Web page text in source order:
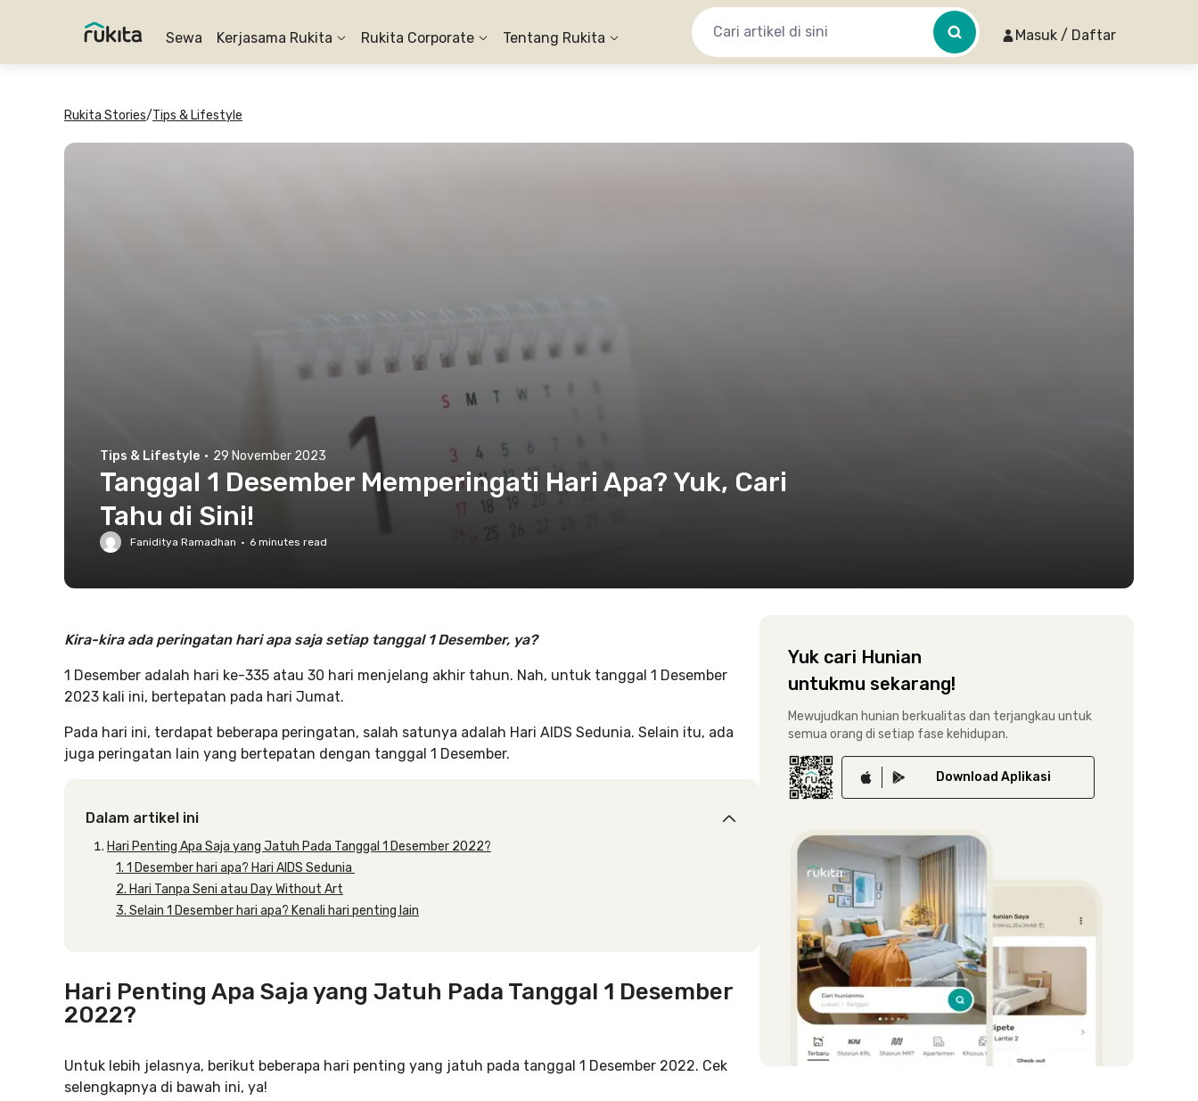
Sewa Kerjasama Rukita Rukita Corporate Tentang Rukita Masuk / Daftar
Rukita Stories/Tips & Lifestyle
Tips & Lifestyle · 29 November 2023
Tanggal 1 Desember Memperingati Hari Apa? Yuk, Cari
Tahu di Sini!
Faniditya Ramadhan · 6 minutes read
Kira-kira ada peringatan hari apa saja setiap tanggal 1 Desember, ya?
1 Desember adalah hari ke-335 atau 30 hari menjelang akhir tahun. Nah, untuk tanggal 1 Desember
2023 kali ini, bertepatan pada hari Jumat.
Pada hari ini, terdapat beberapa peringatan, salah satunya adalah Hari AIDS Sedunia. Selain itu, ada
juga peringatan lain yang bertepatan dengan tanggal 1 Desember.
Dalam artikel ini
Hari Penting Apa Saja yang Jatuh Pada Tanggal 1 Desember 2022?
1. 1 Desember hari apa? Hari AIDS Sedunia
2. Hari Tanpa Seni atau Day Without Art
3. Selain 1 Desember hari apa? Kenali hari penting lain
Hari Penting Apa Saja yang Jatuh Pada Tanggal 1 Desember
2022?
Untuk lebih jelasnya, berikut beberapa hari penting yang jatuh pada tanggal 1 Desember 2022. Cek
selengkapnya di bawah ini, ya!
Yuk cari Hunian
untukmu sekarang!
Mewujudkan hunian berkualitas dan terjangkau untuk
semua orang di setiap fase kehidupan.
Download Aplikasi